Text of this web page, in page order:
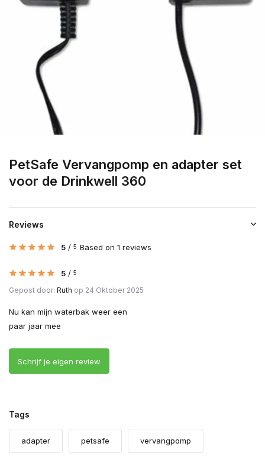
PetSafe Vervangpomp en adapter set
voor de Drinkwell 360
Reviews
5 / 5 Based on 1 reviews
5 / 5
Gepost door: Ruth op 24 Oktober 2025
Nu kan mijn waterbak weer een
paar jaar mee
Schrijf je eigen review
Tags
adapter petsafe vervangpomp